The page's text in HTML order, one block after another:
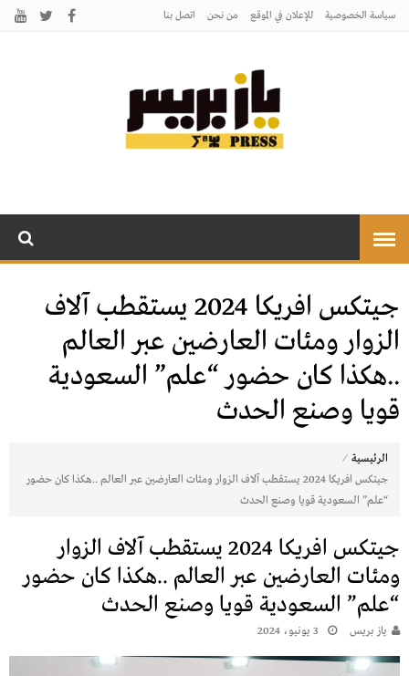
سياسة الخصوصية للإعلان في الموقع من نحن اتصل بنـا
جيتكس افريكا 2024 يستقطب آلاف
الزوار ومئات العارضين عبر العالم
..هكذا كان حضور “علم” السعودية
قويا وصنع الحدث
الرئيسية ⁄
جيتكس افريكا 2024 يستقطب آلاف الزوار ومئات العارضين عبر العالم ..هكذا كان حضور
“علم” السعودية قويا وصنع الحدث
جيتكس افريكا 2024 يستقطب آلاف الزوار
ومئات العارضين عبر العالم ..هكذا كان حضور
“علم” السعودية قويا وصنع الحدث
يـاز بريـس 3 يونيو، 2024